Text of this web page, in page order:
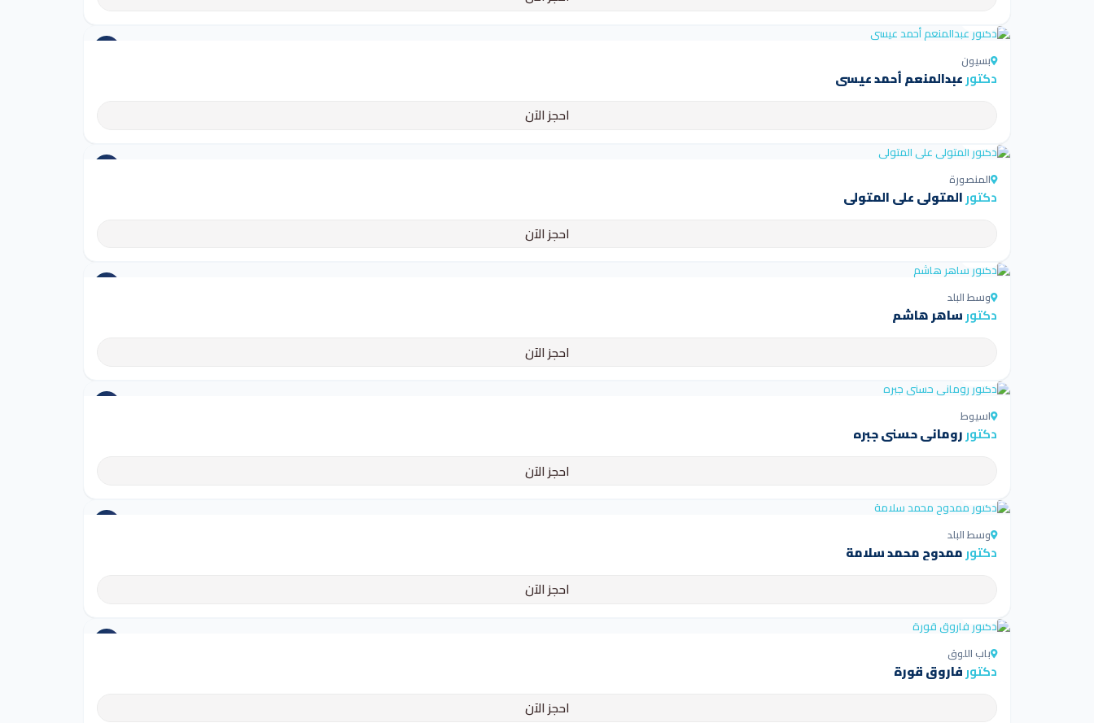
بسيون
دكتورعبدالمنعم أحمد عيسى
احجز الآن
المنصورة
دكتورالمتولي علي المتولي
احجز الآن
وسط البلد
دكتورساهر هاشم
احجز الآن
اسيوط
دكتورروماني حسني جبره
احجز الآن
وسط البلد
دكتورممدوح محمد سلامة
احجز الآن
باب اللوق
دكتورفاروق قورة
احجز الآن